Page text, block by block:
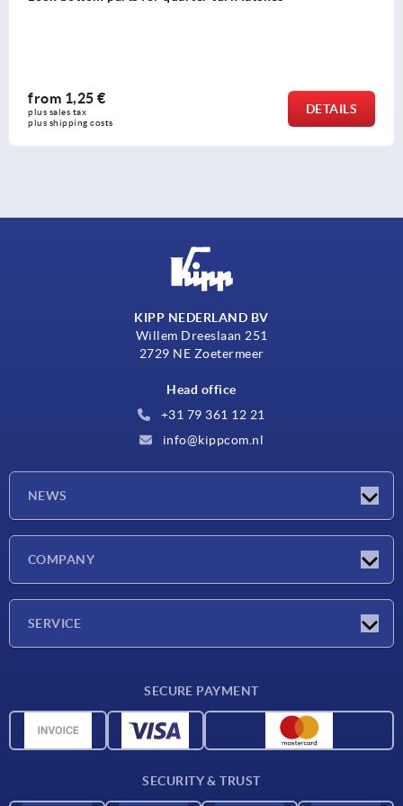
1,25 €
tax
costs
KIPP NEDERLAND BV
Willem Dreeslaan 251
2729 NE Zoetermeer
Head office
+31 79 361 12 21
info@kippcom.nl
NEWS
COMPANY
SERVICE
CAD data
SECURE PAYMENT
SECURITY & TRUST